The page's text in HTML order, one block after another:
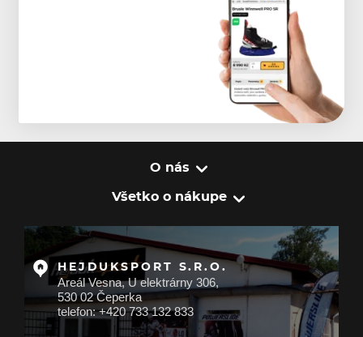
O nás
Všetko o nákupe
HEJDUKSPORT S.R.O.
Areál Vesna, U elektrárny 306,
530 02 Čeperka
telefon: +420 733 132 833